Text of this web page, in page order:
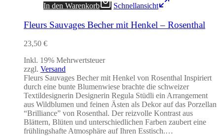
In den Warenkorb
Schnellansicht
Fleurs Sauvages Becher mit Henkel – Rosenthal
23,50 €
Inkl. 19% Mehrwertsteuer
zzgl. Versand
Fleurs Sauvages Becher mit Henkel von Rosenthal Inspiriert
durch eine bunte Blumenwiese brachte die schweizer
Textildesignerin Designerin Regula Stüdli ein Arrangement
aus Wildblumen und feinen Ästen als Dekor auf das Porzellan
“Brilliance” von Rosenthal. Der reizvolle Kontrast aus
Blättern, Blüten und unterschiedlichen Farben zaubert eine
frühlingshafte Atmosphäre auf Ihren Esstisch.…